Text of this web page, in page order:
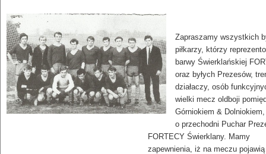
Zapraszamy wszystkich
piłkarzy, którzy
barwy Świerklańskiej
oraz byłych Prezesów,
działaczy, osób
wielki mecz oldboji
Górniokiem &
o przechodni Puchar
FORTECY Świerklany. Mamy
zapewnienia, iż na meczu